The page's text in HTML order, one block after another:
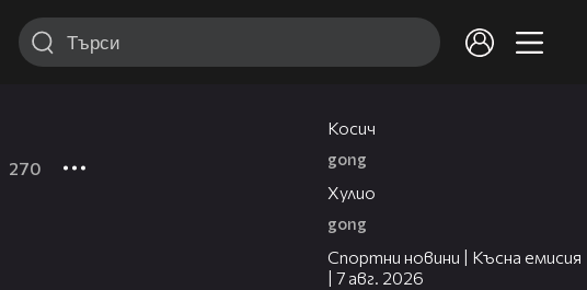
270
Косич
gong
Хулио
gong
Спортни новини | Късна емисия
| 7 авг. 2026